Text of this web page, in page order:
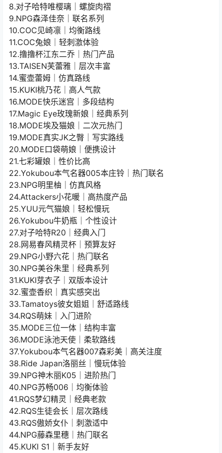
8.对子哈特唯樱璃｜螺旋肉褶
9.NPG森泽佳奈｜联名系列
10.COC见崎凛｜均衡路线
11.COC兔娘｜轻刺激体验
12.撸撸杯江东二乔｜热门产品
13.TAISEN芙蕾雅｜层次丰富
14.蜜壶蕾姆｜仿真路线
15.KUKI桃乃花｜高人气款
16.MODE快乐迷宫｜多段结构
17.Magic Eye玫瑰新娘｜经典系列
18.MODE埃及猫娘｜二次元热门
19.MODE真实JK之臀｜写实路线
20.MODE口袋萌娘｜便携设计
21.七彩罐娘｜性价比高
22.Yokubou本气名器005本庄铃｜热门联名
23.NPG明里柚｜仿真风格
24.Attackers小花暖｜高热度产品
25.YUU元气猫娘｜轻松慢玩
26.Yokubou牛奶瓶｜个性设计
27.对子哈特R20｜经典入门
28.网易春风精灵杯｜预算友好
29.NPG小野六花｜热门联名
30.NPG美谷朱里｜经典系列
31.KUKI芽衣子｜双版本设计
32.蜜壶香织｜真实感突出
33.Tamatoys彼女姐姐｜舒适路线
34.RQS萌妹｜入门进阶
35.MODE三位一体｜结构丰富
36.MODE泳池天使｜柔软路线
37.Yokubou本气名器007森彩美｜高关注度
38.Ride Japan洛丽丝｜慢玩体验
39.NPG神木丽K05｜进阶热门
40.NPG苏畅006｜均衡体验
41.RQS梦幻精灵｜经典老款
42.RQS生徒会长｜层次路线
43.RQS傲娇女仆｜刺激适中
44.NPG藤森里穗｜热门联名
45.KUKI S1｜新手友好